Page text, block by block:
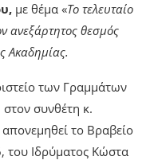
με θέμα «Το τελευταίο
ανεξάρτητος θεσμός
Ακαδημίας.
των Γραμμάτων
συνθέτη κ.
το Βραβείο
του Ιδρύματος Κώστα